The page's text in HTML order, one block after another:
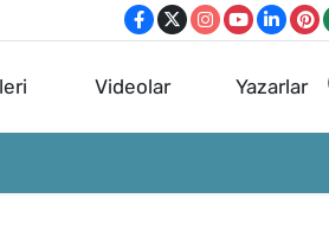
Videolar Yazarlar